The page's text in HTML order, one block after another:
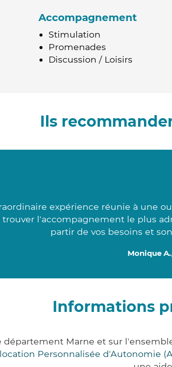
Accompagnement
Stimulation
Promenades
Discussion / Loisirs
Ils
expérience réunie à une
l'accompagnement le plus
partir de vos besoins et
Monique A.
Informations
Marne et sur
Personnalisée d'Autonomie